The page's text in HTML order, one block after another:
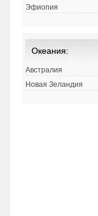
Эфиопия
Океания:
Австралия
Новая Зеландия